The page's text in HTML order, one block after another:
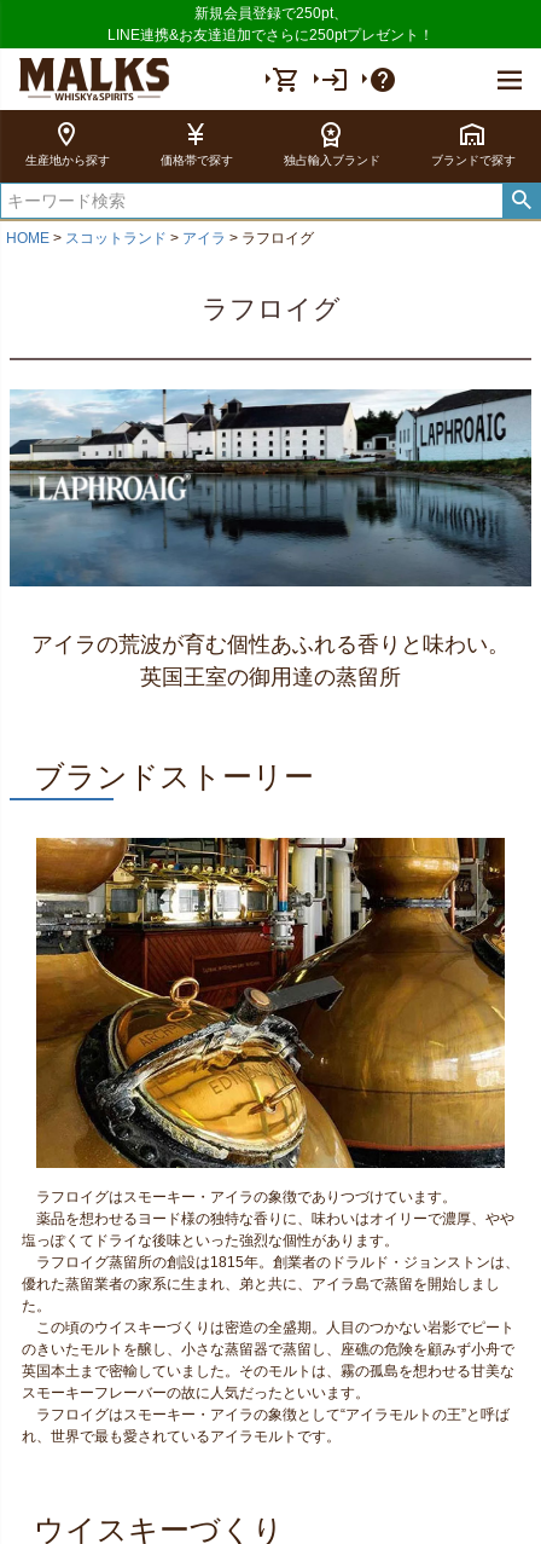
新規会員登録で250pt、
LINE連携&お友達追加でさらに250ptプレゼント！
shopping_cart login
help
location_on
生産地から探す
currency_yen
価格帯で探す
workspace_premium
独占輸入ブランド
warehouse
ブランドで探す
HOME スコットランド アイラ ラフロイグ
ラフロイグ
アイラの荒波が育む個性あふれる香りと味わい。
英国王室の御用達の蒸留所
ブランドストーリー
ラフロイグはスモーキー・アイラの象徴でありつづけています。
薬品を想わせるヨード様の独特な香りに、味わいはオイリーで濃厚、やや
塩っぽくてドライな後味といった強烈な個性があります。
ラフロイグ蒸留所の創設は1815年。創業者のドラルド・ジョンストンは、
優れた蒸留業者の家系に生まれ、弟と共に、アイラ島で蒸留を開始しまし
た。
この頃のウイスキーづくりは密造の全盛期。人目のつかない岩影でピート
のきいたモルトを醸し、小さな蒸留器で蒸留し、座礁の危険を顧みず小舟で
英国本土まで密輸していました。そのモルトは、霧の孤島を想わせる甘美な
スモーキーフレーバーの故に人気だったといいます。
ラフロイグはスモーキー・アイラの象徴として“アイラモルトの王”と呼ば
れ、世界で最も愛されているアイラモルトです。
ウイスキーづくり